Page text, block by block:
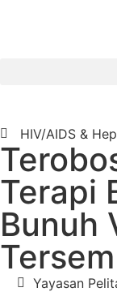
HIV/AIDS &
Terapi
Bunuh
Yayasan